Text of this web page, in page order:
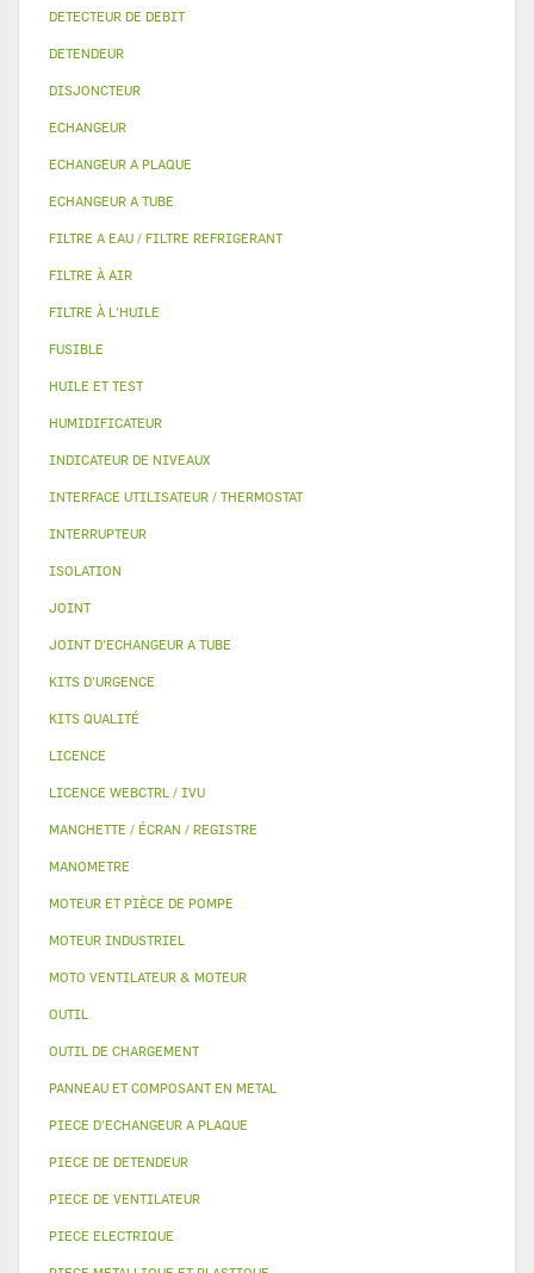
DETECTEUR DE DEBIT
DETENDEUR
DISJONCTEUR
ECHANGEUR
ECHANGEUR A PLAQUE
ECHANGEUR A TUBE
FILTRE A EAU / FILTRE REFRIGERANT
FILTRE À AIR
FILTRE À L'HUILE
FUSIBLE
HUILE ET TEST
HUMIDIFICATEUR
INDICATEUR DE NIVEAUX
INTERFACE UTILISATEUR / THERMOSTAT
INTERRUPTEUR
ISOLATION
JOINT
JOINT D'ECHANGEUR A TUBE
KITS D'URGENCE
KITS QUALITÉ
LICENCE
LICENCE WEBCTRL / IVU
MANCHETTE / ÉCRAN / REGISTRE
MANOMETRE
MOTEUR ET PIÈCE DE POMPE
MOTEUR INDUSTRIEL
MOTO VENTILATEUR & MOTEUR
OUTIL
OUTIL DE CHARGEMENT
PANNEAU ET COMPOSANT EN METAL
PIECE D'ECHANGEUR A PLAQUE
PIECE DE DETENDEUR
PIECE DE VENTILATEUR
PIECE ELECTRIQUE